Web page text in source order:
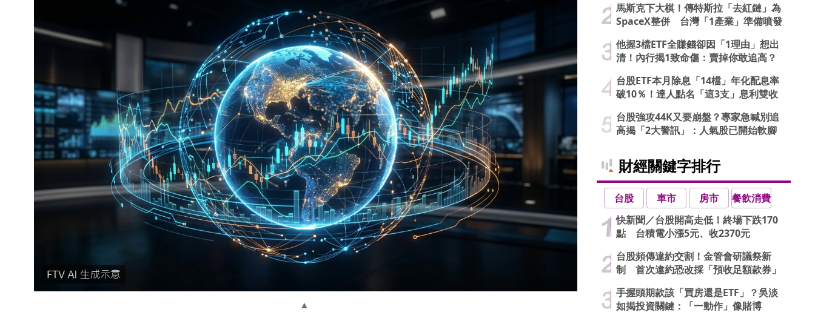
馬斯克下大棋！傳特斯拉「去紅鏈」為
SpaceX整併 台灣「1產業」準備噴發
他握3檔ETF全賺錢卻因「1理由」想出
清！內行揭1致命傷：賣掉你敢追高？
台股ETF本月除息「14檔」年化配息率
破10％！達人點名「這3支」息利雙收
台股強攻44K又要崩盤？專家急喊別追
高揭「2大警訊」：人氣股已開始軟腳
財經關鍵字排行
台股 車市 房市
餐飲消費
快新聞／台股開高走低！終場下跌170
點 台積電小漲5元、收2370元
台股頻傳違約交割！金管會研議祭新
制 首次違約恐改採「預收足額款券」
手握頭期款該「買房還是ETF」？吳淡
如揭投資關鍵：「一動作」像賭博